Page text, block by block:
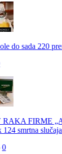
do sada 220
RAKA FIRME
124 smrtna
0